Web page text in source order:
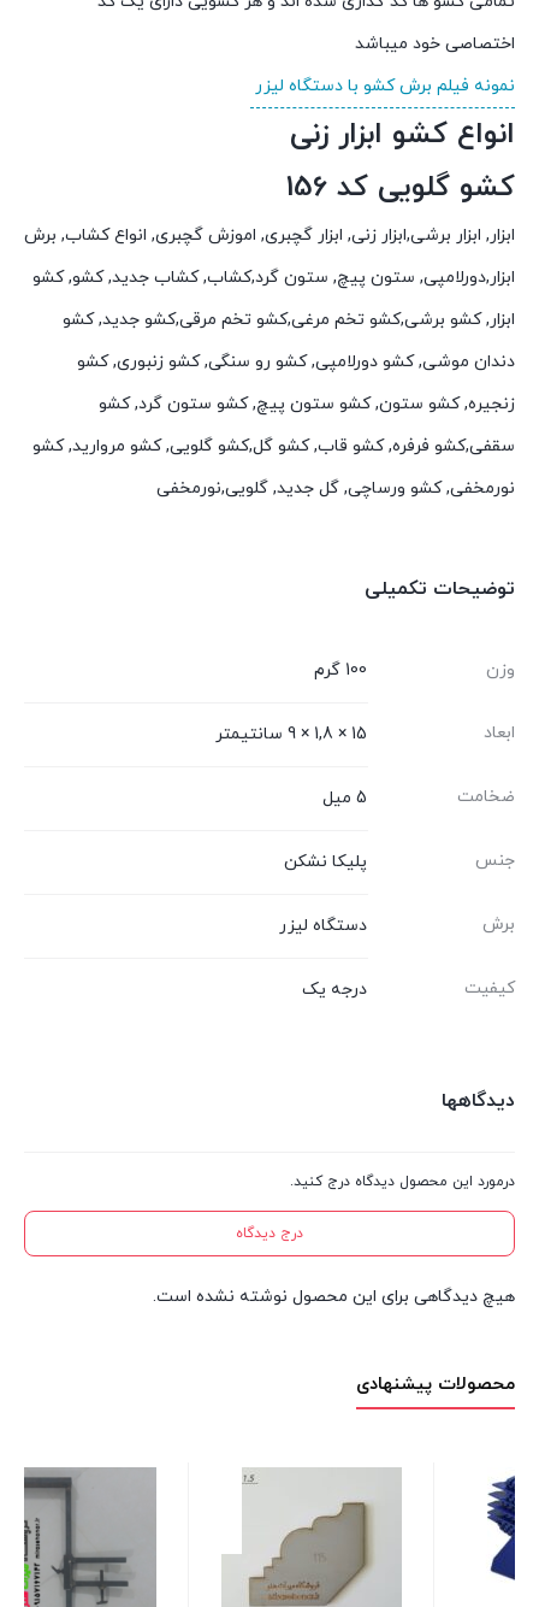
اختصاصی خود میباشد
نمونه فیلم برش کشو با دستگاه لیزر
انواع کشو ابزار زنی
کشو گلویی کد 156
ابزار, ابزار برشی,ابزار زنی, ابزار گچبری, اموزش گچبری, انواع کشاب, برش
ابزار,دورلامپی, ستون پیچ, ستون گرد,کشاب, کشاب جدید, کشو, کشو
ابزار, کشو برشی,کشو تخم مرغی,کشو تخم مرقی,کشو جدید, کشو
دندان موشی, کشو دورلامپی, کشو رو سنگی, کشو زنبوری, کشو
زنجیره, کشو ستون, کشو ستون پیچ, کشو ستون گرد, کشو
سقفی,کشو فرفره, کشو قاب, کشو گل,کشو گلویی, کشو مروارید, کشو
نورمخفی, کشو ورساچی, گل جدید, گلویی,نورمخفی
توضیحات تکمیلی
وزن 100 گرم
ابعاد 15 × 1,8 × 9 سانتیمتر
ضخامت 5 میل
جنس پلیکا نشکن
برش دستگاه لیزر
کیفیت درجه یک
دیدگاهها
درمورد این محصول دیدگاه درج کنید.
درج دیدگاه
هیچ دیدگاهی برای این محصول نوشته نشده است.
محصولات پیشنهادی